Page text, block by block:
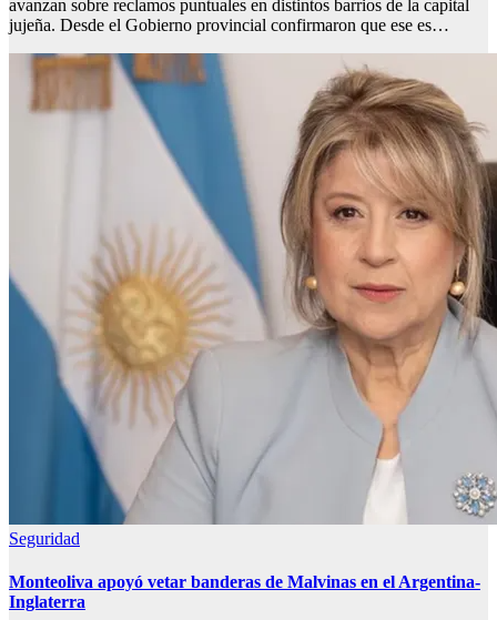
avanzan sobre reclamos puntuales en distintos barrios de la capital
jujeña. Desde el Gobierno provincial confirmaron que ese es…
Seguridad
Monteoliva apoyó vetar banderas de Malvinas en el Argentina-
Inglaterra